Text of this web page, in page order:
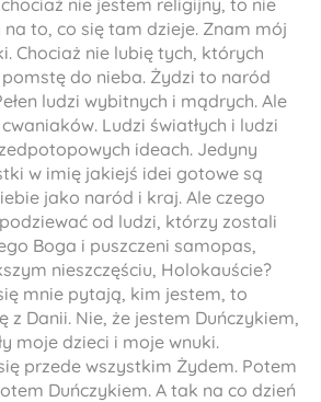
nie jestem religijny, to nie
to, co się tam dzieje. Znam mój
Chociaż nie lubię tych, których
do nieba. Żydzi to naród
ludzi wybitnych i mądrych. Ale
Ludzi światłych i ludzi
ideach. Jedyny
w imię jakiejś idei gotowe są
jako naród i kraj. Ale czego
od ludzi, którzy zostali
Boga i puszczeni samopas,
nieszczęściu, Holokauście?
mnie pytają, kim jestem, to
z Danii. Nie, że jestem Duńczykiem,
moje dzieci i moje wnuki.
przede wszystkim Żydem. Potem
Duńczykiem. A tak na co dzień